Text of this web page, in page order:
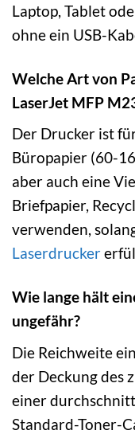
Laptop, Tablet
ohne ein USB-
Welche Art von
LaserJet MFP
Der Drucker ist
Büropapier (60-
aber auch eine
Briefpapier,
verwenden,
Laserdrucker
Wie lange hält
ungefähr?
Die Reichweite
der Deckung des
einer
Standard-Toner-